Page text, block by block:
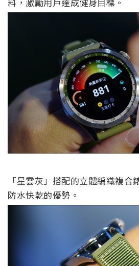
「星雲灰」搭配的立體編織複合
防水快乾的優勢。